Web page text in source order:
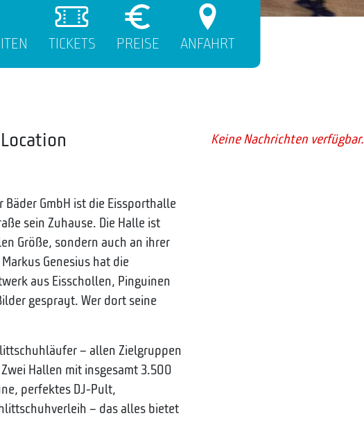
TICKETS PREISE ANFAHRT
GmbH ist die Eissporthalle
sein Zuhause. Die Halle ist
Größe, sondern auch an ihrer
Genesius hat die
aus Eisschollen, Pinguinen
gesprayt. Wer dort seine
– allen Zielgruppen
Hallen mit insgesamt 3.500
perfektes DJ-Pult,
– das alles bietet
Keine Nachrichten verfügbar.